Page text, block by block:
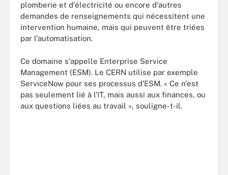
plomberie et d'électricité ou encore d'autres
demandes de renseignements qui nécessitent une
intervention humaine, mais qui peuvent être triées
par l'automatisation.
Ce domaine s'appelle Enterprise Service
Management (ESM). Le CERN utilise par exemple
ServiceNow pour ses processus d’ESM. « Ce n'est
pas seulement lié à l’IT, mais aussi aux finances, ou
aux questions liées au travail », souligne-t-il.